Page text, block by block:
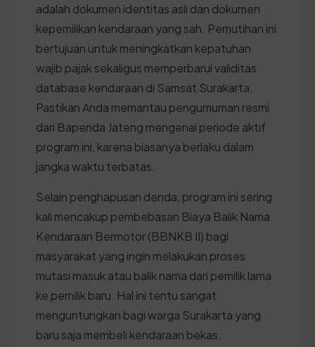
adalah dokumen identitas asli dan dokumen
kepemilikan kendaraan yang sah. Pemutihan ini
bertujuan untuk meningkatkan kepatuhan
wajib pajak sekaligus memperbarui validitas
database kendaraan di Samsat Surakarta.
Pastikan Anda memantau pengumuman resmi
dari Bapenda Jateng mengenai periode aktif
program ini, karena biasanya berlaku dalam
jangka waktu terbatas.
Selain penghapusan denda, program ini sering
kali mencakup pembebasan Biaya Balik Nama
Kendaraan Bermotor (BBNKB II) bagi
masyarakat yang ingin melakukan proses
mutasi masuk atau balik nama dari pemilik lama
ke pemilik baru. Hal ini tentu sangat
menguntungkan bagi warga Surakarta yang
baru saja membeli kendaraan bekas.